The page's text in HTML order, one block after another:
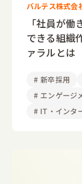
バルテス株式会
「社員が
できる組織
ァラルとは
# 新卒採用
# エンゲージ
# IT・インタ